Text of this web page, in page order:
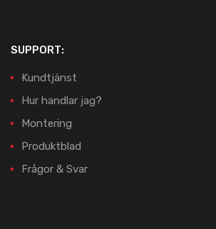
SUPPORT:
Kundtjänst
Hur handlar jag?
Montering
Produktblad
Frågor & Svar